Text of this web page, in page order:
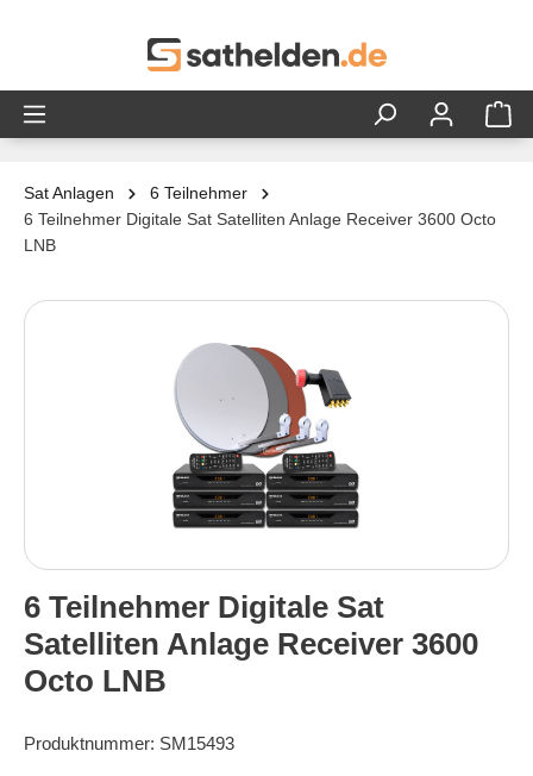
Sat Anlagen
6 Teilnehmer
6 Teilnehmer Digitale Sat Satelliten Anlage Receiver 3600 Octo
LNB
Bildergalerie überspringen
6 Teilnehmer Digitale Sat
Satelliten Anlage Receiver 3600
Octo LNB
Produktnummer: SM15493